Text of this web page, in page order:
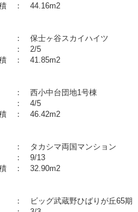
44.16m2
保士ヶ谷スカイハイツ
2/5
41.85m2
： 西小中台団地1号棟
4/5
46.42m2
カシマ両国マンション
9/13
32.90m2
グ武蔵野ひばりが丘65期